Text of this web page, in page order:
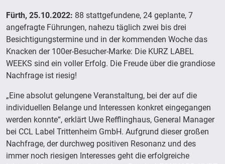
Fürth, 25.10.2022: 88 stattgefundene, 24 geplante, 7
angefragte Führungen, nahezu täglich zwei bis drei
Besichtigungstermine und in der kommenden Woche das
Knacken der 100er-Besucher-Marke: Die KURZ LABEL
WEEKS sind ein voller Erfolg. Die Freude über die grandiose
Nachfrage ist riesig!
„Eine absolut gelungene Veranstaltung, bei der auf die
individuellen Belange und Interessen konkret eingegangen
werden konnte“, erklärt Uwe Refflinghaus, General Manager
bei CCL Label Trittenheim GmbH. Aufgrund dieser großen
Nachfrage, der durchweg positiven Resonanz und des
immer noch riesigen Interesses geht die erfolgreiche